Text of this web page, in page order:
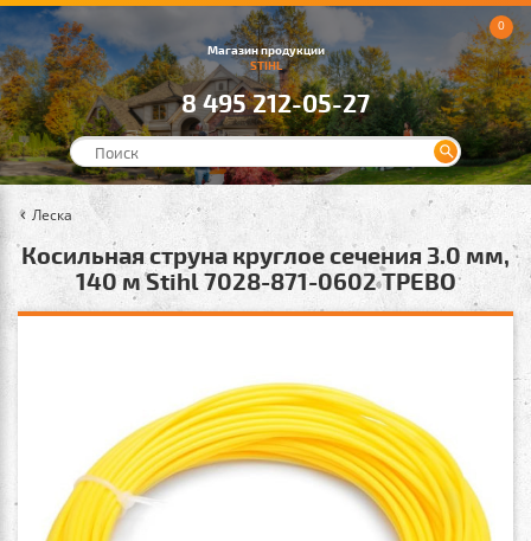
Магазин продукции
STIHL
8 495 212-05-27
0
Леска
Косильная струна круглое сечения 3.0 мм,
140 м Stihl 7028-871-0602 ТРЕВО